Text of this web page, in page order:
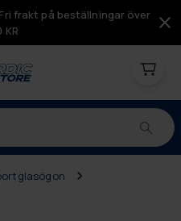
frakt på beställningar över
KR